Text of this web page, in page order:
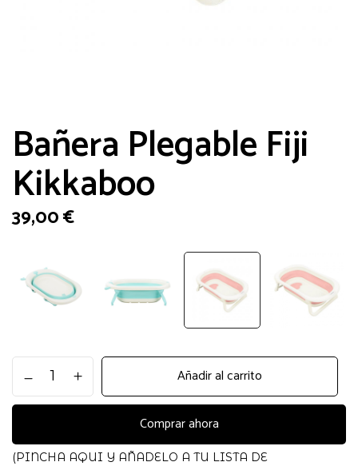
Bañera Plegable Fiji
Kikkaboo
39,00€
Plegable
Fiji
cantidad
Añadir al carrito
Comprar ahora
(PINCHA AQUI Y AÑADELO A TU LISTA DE